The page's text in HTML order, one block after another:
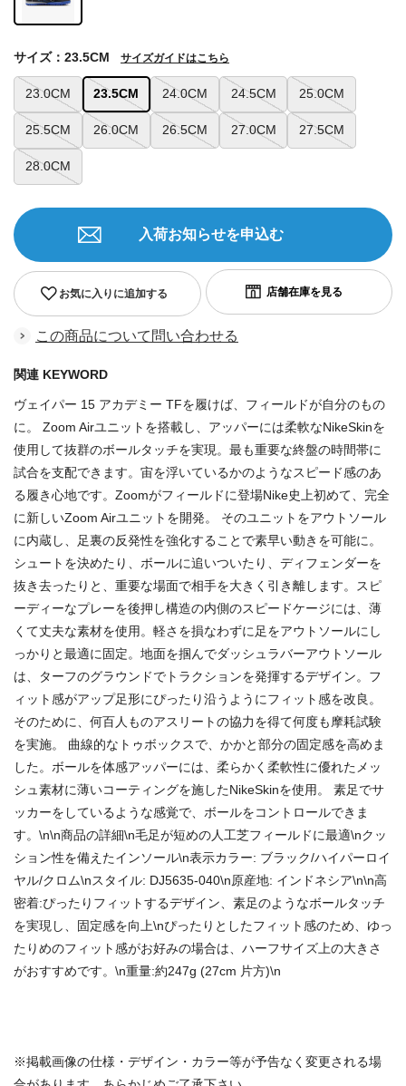
23.0CM 23.5CM 24.0CM 24.5CM 25.0CM
25.5CM 26.0CM 26.5CM 27.0CM 27.5CM
28.0CM
サイズ：23.5CM サイズガイドはこちら
お気に入りに追加する
入荷お知らせを申込む
この商品について問い合わせる
関連 KEYWORD
ヴェイパー 15 アカデミー TFを履けば、フィールドが自分のもの
に。 Zoom Airユニットを搭載し、アッパーには柔軟なNikeSkinを
使用して抜群のボールタッチを実現。最も重要な終盤の時間帯に
試合を支配できます。宙を浮いているかのようなスピード感のあ
る履き心地です。Zoomがフィールドに登場Nike史上初めて、完全
に新しいZoom Airユニットを開発。 そのユニットをアウトソール
に内蔵し、足裏の反発性を強化することで素早い動きを可能に。
シュートを決めたり、ボールに追いついたり、ディフェンダーを
抜き去ったりと、重要な場面で相手を大きく引き離します。スピ
ーディーなプレーを後押し構造の内側のスピードケージには、薄
くて丈夫な素材を使用。軽さを損なわずに足をアウトソールにし
っかりと最適に固定。地面を掴んでダッシュラバーアウトソール
は、ターフのグラウンドでトラクションを発揮するデザイン。フ
ィット感がアップ足形にぴったり沿うようにフィット感を改良。
そのために、何百人ものアスリートの協力を得て何度も摩耗試験
を実施。 曲線的なトゥボックスで、かかと部分の固定感を高めま
した。ボールを体感アッパーには、柔らかく柔軟性に優れたメッ
シュ素材に薄いコーティングを施したNikeSkinを使用。 素足でサ
ッカーをしているような感覚で、ボールをコントロールできま
す。\n\n商品の詳細\n毛足が短めの人工芝フィールドに最適\nクッ
ション性を備えたインソール\n表示カラー: ブラック/ハイパーロイ
ヤル/クロム\nスタイル: DJ5635-040\n原産地: インドネシア\n\n高
密着:ぴったりフィットするデザイン、素足のようなボールタッチ
を実現し、固定感を向上\nぴったりとしたフィット感のため、ゆっ
たりめのフィット感がお好みの場合は、ハーフサイズ上の大きさ
がおすすめです。\n重量:約247g (27cm 片方)\n
※掲載画像の仕様・デザイン・カラー等が予告なく変更される場